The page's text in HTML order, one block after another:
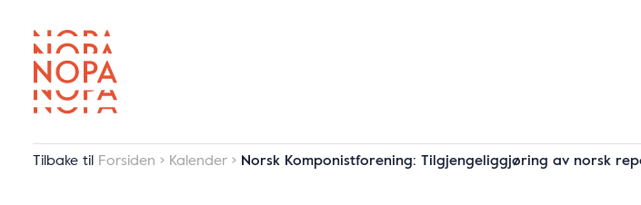
Tilbake til Forsiden Kalender Norsk Komponistforening: Tilgjengeliggjøring av norsk